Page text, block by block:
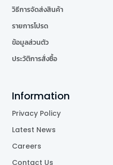
วิธีการจัดส่งสินค้า
รายการโปรด
ข้อมูลส่วนตัว
ประวัติการสั่งซื้อ
Information
Privacy Policy
Latest News
Careers
Contact Us